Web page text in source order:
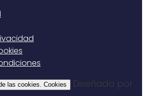
Cookies
Diseñado por